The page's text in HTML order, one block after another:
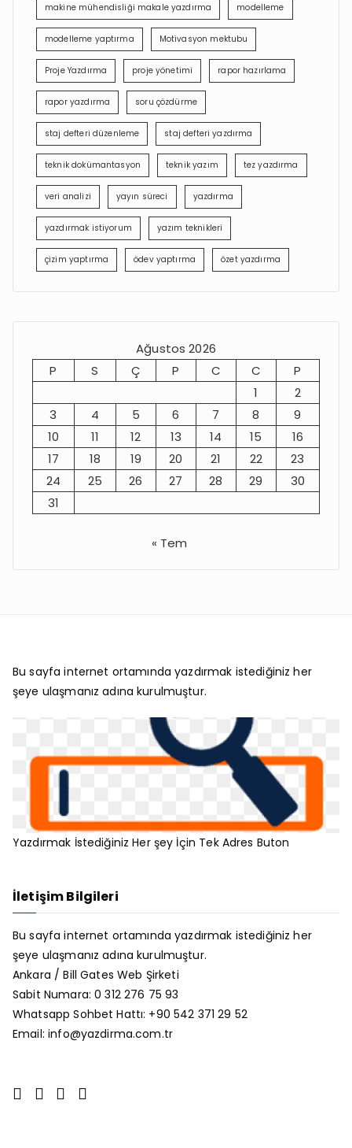
makine mühendisliği makale yazdırma modelleme
modelleme yaptırma Motivasyon mektubu
Proje Yazdırma proje yönetimi rapor hazırlama
rapor yazdırma soru çözdürme
staj defteri düzenleme staj defteri yazdırma
teknik dokümantasyon teknik yazım tez yazdırma
veri analizi yayın süreci yazdırma
yazdırmak istiyorum yazım teknikleri
çizim yaptırma ödev yaptırma özet yazdırma
Ağustos 2026
P
S Ç P C C
P
1
2
3
4 5 6 7 8
9
10
11 12 13 14 15
16
17
18 19 20 21 22
23
24
25 26 27 28 29
30
31
« Tem
Bu sayfa internet ortamında yazdırmak istediğiniz her
şeye ulaşmanız adına kurulmuştur.
Yazdırmak İstediğiniz Her şey İçin Tek Adres Buton
İletişim Bilgileri
Bu sayfa internet ortamında yazdırmak istediğiniz her
şeye ulaşmanız adına kurulmuştur.
Ankara /Bill Gates Web Şirketi
Sabit Numara: 0 312 276 75 93
Whatsapp Sohbet Hattı: +90 542 371 29 52
Email: info@yazdirma.com.tr